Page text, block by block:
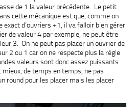
de 1 la valeur précédente. Le petit
cette mécanique est que, comme on
d’ouvriers +1, il va falloir bien gérer
de valeur 4 par exemple, ne peut être
3. On ne peut pas placer un ouvrier de
2 ou 1 car on ne respecte plus la règle
valeurs sont donc assez puissants
de temps en temps, ne pas
round pour les placer mais les placer